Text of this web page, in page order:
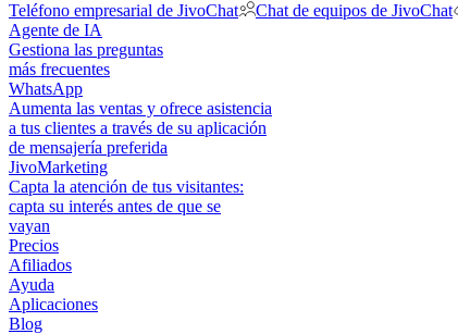
Teléfono empresarial de JivoChat
Chat de equipos de JivoChat
Agente de IA
Gestiona las preguntas
más frecuentes
WhatsApp
Aumenta las ventas y ofrece asistencia
a tus clientes a través de su aplicación
de mensajería preferida
JivoMarketing
Capta la atención de tus visitantes:
capta su interés antes de que se
vayan
Precios
Afiliados
Ayuda
Aplicaciones
Blog